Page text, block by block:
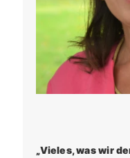
„Vieles, was wir